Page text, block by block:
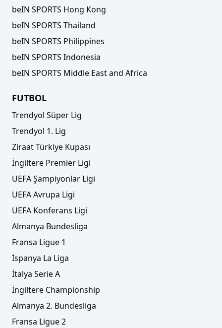
beIN SPORTS Hong Kong
beIN SPORTS Thailand
beIN SPORTS Philippines
beIN SPORTS Indonesia
beIN SPORTS Middle East and Africa
FUTBOL
Trendyol Süper Lig
Trendyol 1. Lig
Ziraat Türkiye Kupası
İngiltere Premier Ligi
UEFA Şampiyonlar Ligi
UEFA Avrupa Ligi
UEFA Konferans Ligi
Almanya Bundesliga
Fransa Ligue 1
İspanya La Liga
İtalya Serie A
İngiltere Championship
Almanya 2. Bundesliga
Fransa Ligue 2